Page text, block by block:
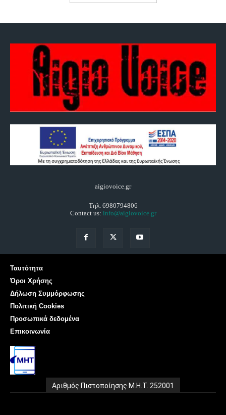
aigiovoice.gr
Τηλ. 6980794806
Contact us: info@aigiovoice.gr
Ταυτότητα
Όροι Χρήσης
Δήλωση Συμμόρφωσης
Πολιτική Cookies
Προσωπικά δεδομένα
Επικοινωνία
Αριθμός Πιστοποίησης Μ.Η.Τ. 252001